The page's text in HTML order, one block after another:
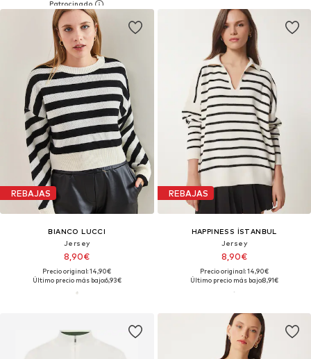
REBAJAS
BIANCO LUCCI
Jersey
8,90€
Precio original: 14,90€
Último precio más bajo:6,93€
REBAJAS
HAPPINESS İSTANBUL
Jersey
8,90€
Precio original: 14,90€
Último precio más bajo:8,91€